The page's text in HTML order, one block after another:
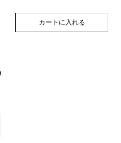
カートに入れる